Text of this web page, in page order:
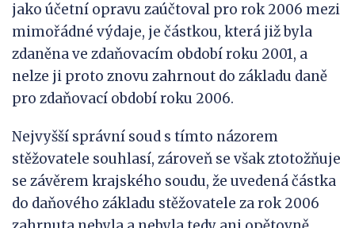
jako účetní opravu zaúčtoval pro rok 2006 mezi
mimořádné výdaje, je částkou, která již byla
zdaněna ve zdaňovacím období roku 2001, a
nelze ji proto znovu zahrnout do základu daně
pro zdaňovací období roku 2006.
Nejvyšší správní soud s tímto názorem
stěžovatele souhlasí, zároveň se však ztotožňuje
se závěrem krajského soudu, že uvedená částka
do daňového základu stěžovatele za rok 2006